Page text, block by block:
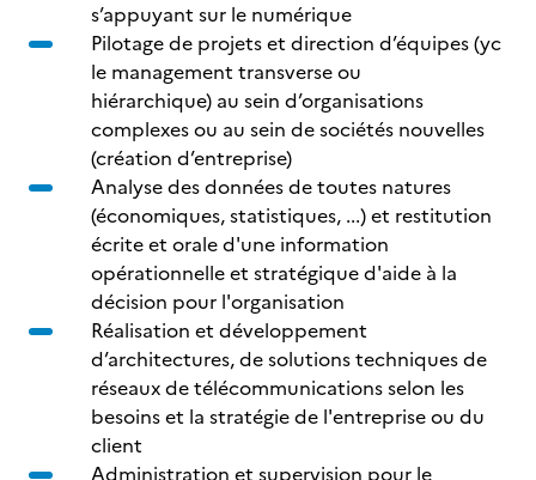
s’appuyant sur le numérique
Pilotage de projets et direction d’équipes (yc
le management transverse ou
hiérarchique) au sein d’organisations
complexes ou au sein de sociétés nouvelles
(création d’entreprise)
Analyse des données de toutes natures
(économiques, statistiques, ...) et restitution
écrite et orale d'une information
opérationnelle et stratégique d'aide à la
décision pour l'organisation
Réalisation et développement
d’architectures, de solutions techniques de
réseaux de télécommunications selon les
besoins et la stratégie de l'entreprise ou du
client
Administration et supervision pour le